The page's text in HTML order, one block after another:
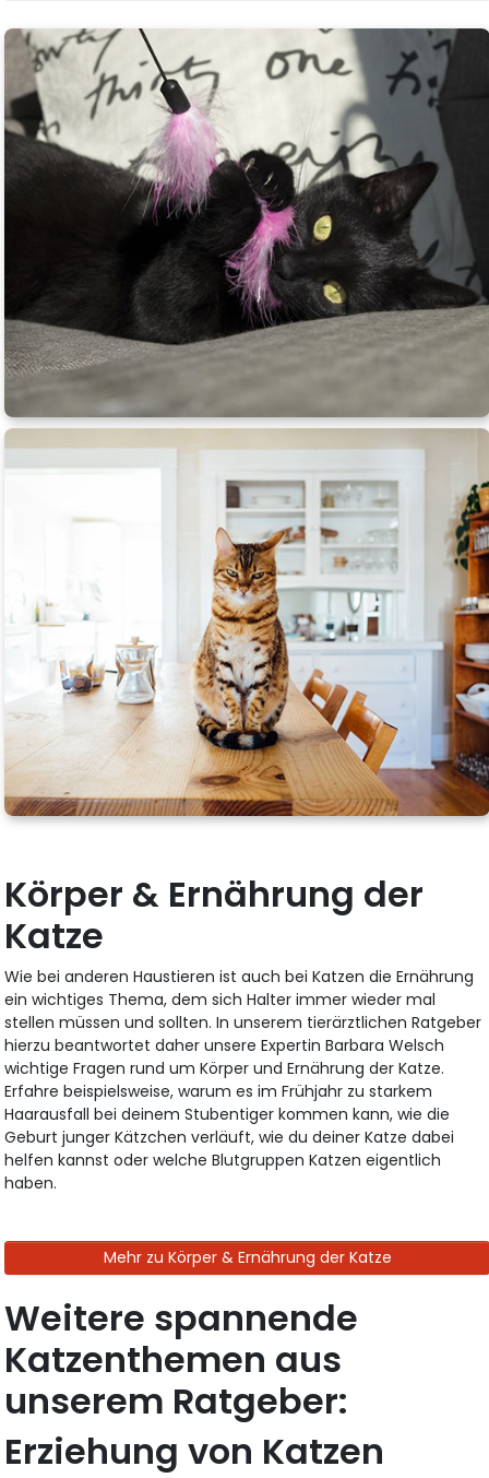
Körper & Ernährung der
Katze
Wie bei anderen Haustieren ist auch bei Katzen die Ernährung
ein wichtiges Thema, dem sich Halter immer wieder mal
stellen müssen und sollten. In unserem tierärztlichen Ratgeber
hierzu beantwortet daher unsere Expertin Barbara Welsch
wichtige Fragen rund um Körper und Ernährung der Katze.
Erfahre beispielsweise, warum es im Frühjahr zu starkem
Haarausfall bei deinem Stubentiger kommen kann, wie die
Geburt junger Kätzchen verläuft, wie du deiner Katze dabei
helfen kannst oder welche Blutgruppen Katzen eigentlich
haben.
Mehr zu Körper & Ernährung der Katze
Weitere spannende
Katzenthemen aus
unserem Ratgeber:
Erziehung von Katzen